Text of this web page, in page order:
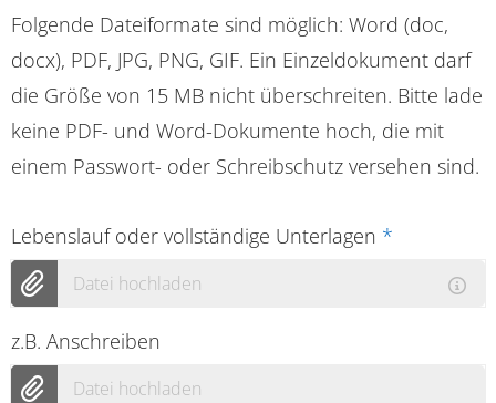
Folgende Dateiformate sind möglich: Word (doc,
docx), PDF, JPG, PNG, GIF. Ein Einzeldokument darf
die Größe von 15 MB nicht überschreiten. Bitte lade
keine PDF- und Word-Dokumente hoch, die mit
einem Passwort- oder Schreibschutz versehen sind.
Lebenslauf oder vollständige Unterlagen *
Datei hochladen
z.B. Anschreiben
Datei hochladen